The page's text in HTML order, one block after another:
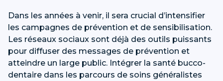
Dans les années à venir, il sera crucial d’intensifier
les campagnes de prévention et de sensibilisation.
Les réseaux sociaux sont déjà des outils puissants
pour diffuser des messages de prévention et
atteindre un large public. Intégrer la santé bucco-
dentaire dans les parcours de soins généralistes